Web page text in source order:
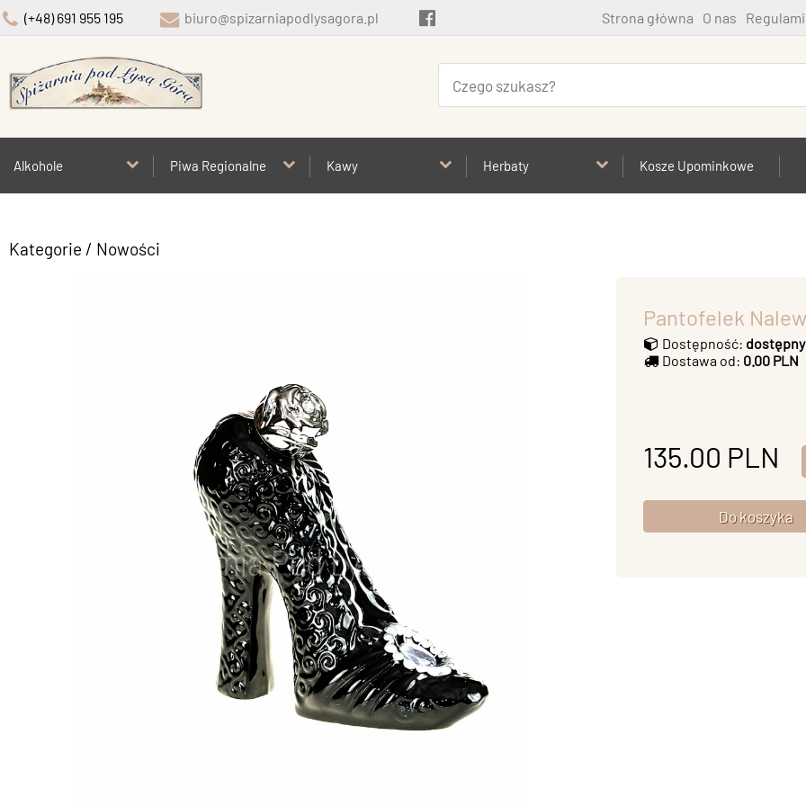
(+48) 691 955 195 biuro@spizarniapodlysagora.pl Strona główna O nas
Alkohole Piwa Regionalne Kawy Herbaty Kosze Upominkowe
Kategorie / Nowości
Pantofelek
Dostępność: dostępny
Dostawa od: 0.00 PLN
135.00 PLN